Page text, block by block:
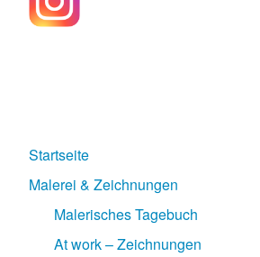
Startseite
Malerei & Zeichnungen
Malerisches Tagebuch
At work – Zeichnungen